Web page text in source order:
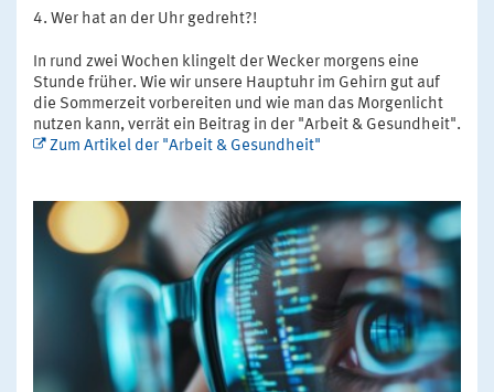
Wer hat an der Uhr gedreht?!
In rund zwei Wochen klingelt der Wecker morgens eine
Stunde früher. Wie wir unsere Hauptuhr im Gehirn gut auf
die Sommerzeit vorbereiten und wie man das Morgenlicht
nutzen kann, verrät ein Beitrag in der "Arbeit & Gesundheit".
Zum Artikel der "Arbeit & Gesundheit"